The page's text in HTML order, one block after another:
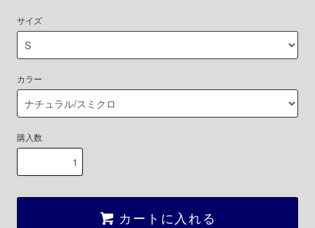
サイズ
カラー
購入数
カートに入れる